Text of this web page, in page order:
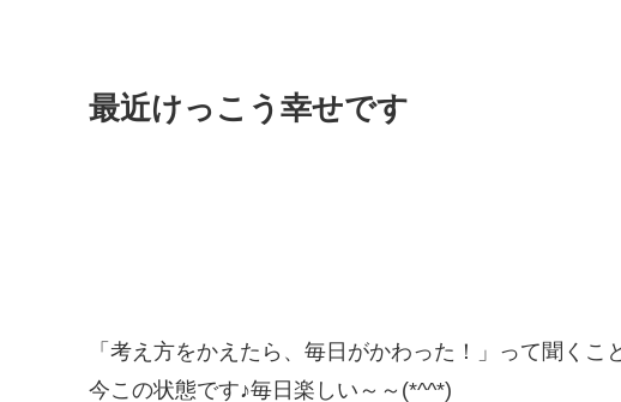
最近けっこう幸せです
「考え方をかえたら、毎日がかわった！」って聞くこ
今この状態です♪毎日楽しい～～(*^^*)